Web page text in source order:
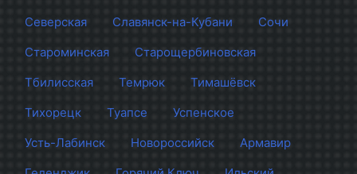
Северская
Славянск-на-Кубани
Сочи
Староминская
Старощербиновская
Тбилисская
Темрюк
Тимашёвск
Тихорецк
Туапсе
Успенское
Усть-Лабинск
Новороссийск
Армавир